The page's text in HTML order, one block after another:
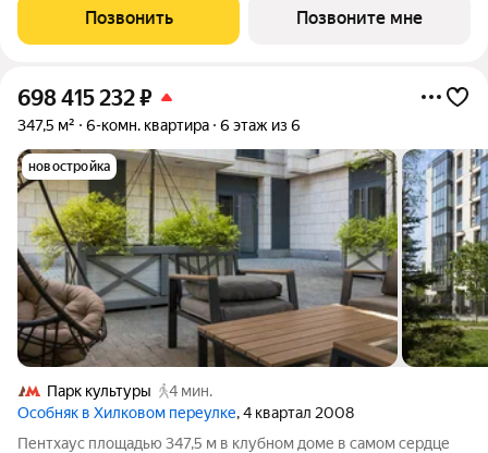
редкой деталью: сохранённый фасад особняка XIX века. Всего
46 резиденций. На
Позвонить Позвоните мне
698 415 232₽
347,5 м² 6-комн. квартира 6 этаж из 6
новостройка
Парк культуры
4 мин.
Особняк в Хилковом переулке, 4 квартал 2008
Пентхаус площадью 347,5 м в клубном доме в самом сердце